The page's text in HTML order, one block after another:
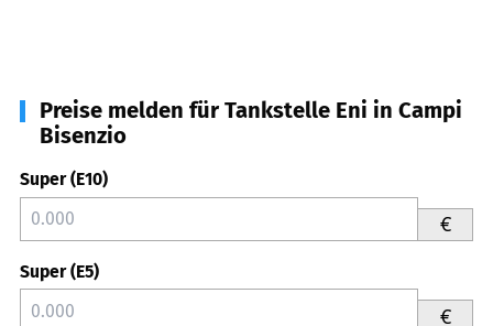
Preise melden für Tankstelle Eni in Campi
Bisenzio
Super (E10)
€
Super (E5)
€